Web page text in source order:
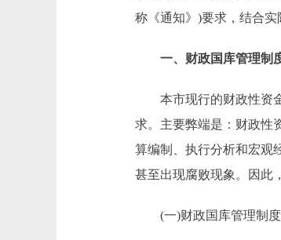
称《通知》)要求，结合实
一、财政国库管理制
本市现行的财政性资金
求。主要弊端是：财政性
算编制、执行分析和宏观
甚至出现腐败现象。因此
(一)财政国库管理制度